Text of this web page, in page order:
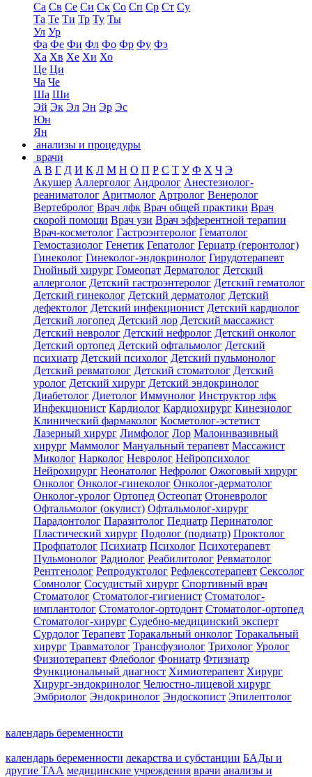
Са Св Се Си Ск Со Сп Ср Ст Су
Та Те Ти Тр Ту Ты
Ул Ур
Фа Фе Фи Фл Фо Фр Фу Фэ
Ха Хв Хе Хи Хо
Це Ци
Ча Че
Ша Ши
Эй Эк Эл Эн Эр Эс
Юн
Ян
анализы и процедуры
врачи
А В Г Д И К Л М Н О П Р С Т У Ф Х Ч Э
Акушер Аллерголог Андролог Анестезиолог-
реаниматолог Аритмолог Артролог Венеролог
Вертебролог Врач лфк Врач общей практики Врач
скорой помощи Врач узи Врач эфферентной терапии
Врач-косметолог Гастроэнтеролог Гематолог
Гемостазиолог Генетик Гепатолог Гериатр (геронтолог)
Гинеколог Гинеколог-эндокринолог Гирудотерапевт
Гнойный хирург Гомеопат Дерматолог Детский
аллерголог Детский гастроэнтеролог Детский гематолог
Детский гинеколог Детский дерматолог Детский
дефектолог Детский инфекционист Детский кардиолог
Детский логопед Детский лор Детский массажист
Детский невролог Детский нефролог Детский онколог
Детский ортопед Детский офтальмолог Детский
психиатр Детский психолог Детский пульмонолог
Детский ревматолог Детский стоматолог Детский
уролог Детский хирург Детский эндокринолог
Диабетолог Диетолог Иммунолог Инструктор лфк
Инфекционист Кардиолог Кардиохирург Кинезиолог
Клинический фармаколог Косметолог-эстетист
Лазерный хирург Лимфолог Лор Малоинвазивный
хирург Маммолог Мануальный терапевт Массажист
Миколог Нарколог Невролог Нейропсихолог
Нейрохирург Неонатолог Нефролог Ожоговый хирург
Онколог Онколог-гинеколог Онколог-дерматолог
Онколог-уролог Ортопед Остеопат Отоневролог
Офтальмолог (окулист) Офтальмолог-хирург
Парадонтолог Паразитолог Педиатр Перинатолог
Пластический хирург Подолог (подиатр) Проктолог
Профпатолог Психиатр Психолог Психотерапевт
Пульмонолог Радиолог Реабилитолог Ревматолог
Рентгенолог Репродуктолог Рефлексотерапевт Сексолог
Сомнолог Сосудистый хирург Спортивный врач
Стоматолог Стоматолог-гигиенист Стоматолог-
имплантолог Стоматолог-ортодонт Стоматолог-ортопед
Стоматолог-хирург Судебно-медицинский эксперт
Сурдолог Терапевт Торакальный онколог Торакальный
хирург Травматолог Трансфузиолог Трихолог Уролог
Физиотерапевт Флеболог Фониатр Фтизиатр
Функциональный диагност Химиотерапевт Хирург
Хирург-эндокринолог Челюстно-лицевой хирург
Эмбриолог Эндокринолог Эндоскопист Эпилептолог
календарь беременности
календарь беременности лекарства и субстанции БАДы и
другие ТАА медицинские учреждения врачи анализы и